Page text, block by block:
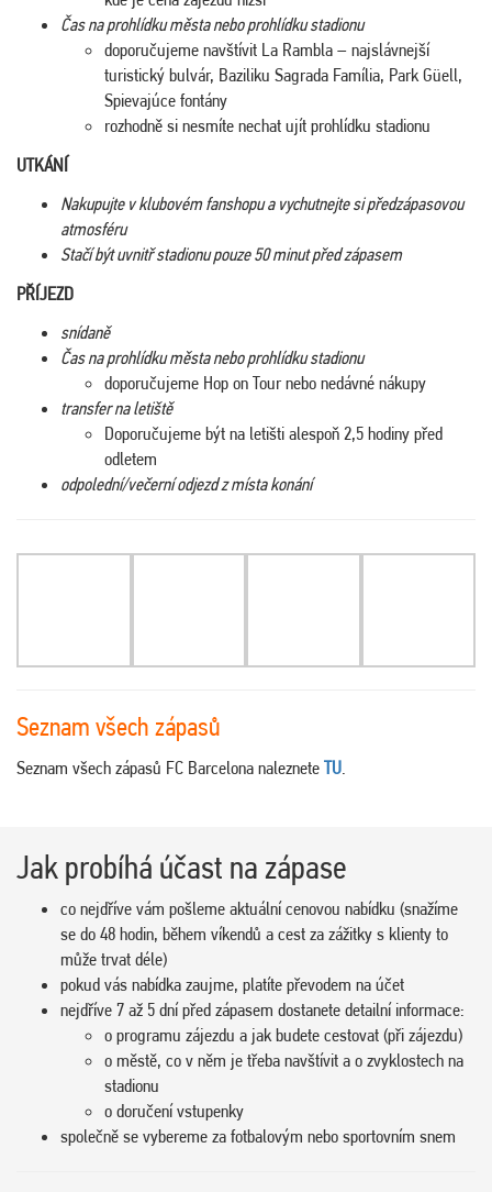
Čas na prohlídku města nebo prohlídku stadionu
doporučujeme navštívit La Rambla – najslávnejší
turistický bulvár, Baziliku Sagrada Família, Park Güell,
Spievajúce fontány
rozhodně si nesmíte nechat ujít prohlídku stadionu
UTKÁNÍ
Nakupujte v klubovém fanshopu a vychutnejte si předzápasovou
atmosféru
Stačí být uvnitř stadionu pouze 50 minut před zápasem
PŘÍJEZD
snídaně
Čas na prohlídku města nebo prohlídku stadionu
doporučujeme Hop on Tour nebo nedávné nákupy
transfer na letiště
Doporučujeme být na letišti alespoň 2,5 hodiny před
odletem
odpolední/večerní odjezd z místa konání
Seznam všech zápasů
Seznam všech zápasů FC Barcelona naleznete TU.
Jak probíhá účast na zápase
co nejdříve vám pošleme aktuální cenovou nabídku (snažíme
se do 48 hodin, během víkendů a cest za zážitky s klienty to
může trvat déle)
pokud vás nabídka zaujme, platíte převodem na účet
nejdříve 7 až 5 dní před zápasem dostanete detailní informace:
o programu zájezdu a jak budete cestovat (při zájezdu)
o městě, co v něm je třeba navštívit a o zvyklostech na
stadionu
o doručení vstupenky
společně se vybereme za fotbalovým nebo sportovním snem